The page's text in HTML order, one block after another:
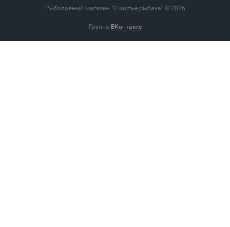
Рыболовный магазин "Счастье рыбака" © 2026
Группа ВКонтакте